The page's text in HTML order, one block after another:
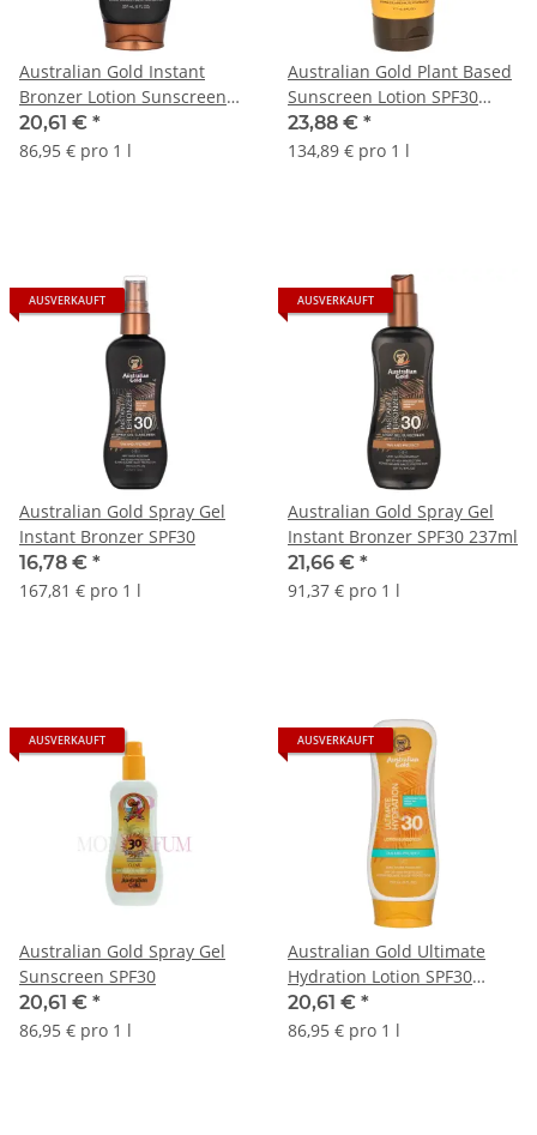
Australian Gold Instant
Bronzer Lotion Sunscreen
SPF30 237ml
20,61 € *
86,95 € pro 1 l
Australian Gold Plant Based
Sunscreen Lotion SPF30
177ml
23,88 € *
134,89 € pro 1 l
AUSVERKAUFT
Australian Gold Spray Gel
Instant Bronzer SPF30
16,78 € *
167,81 € pro 1 l
AUSVERKAUFT
Australian Gold Spray Gel
Instant Bronzer SPF30 237ml
21,66 € *
91,37 € pro 1 l
AUSVERKAUFT
Australian Gold Spray Gel
Sunscreen SPF30
20,61 € *
86,95 € pro 1 l
AUSVERKAUFT
Australian Gold Ultimate
Hydration Lotion SPF30
237ml
20,61 € *
86,95 € pro 1 l